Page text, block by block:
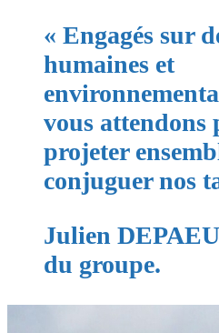
« Engagés sur
humaines et
vous attendons
projeter
conjuguer nos
Julien
du groupe.